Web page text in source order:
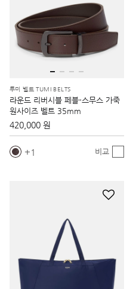
투미 벨트 TUMI BELTS
라운드 리버시블 페블-스무스 가죽
원사이즈 벨트 35mm
420,000 원
1 비교